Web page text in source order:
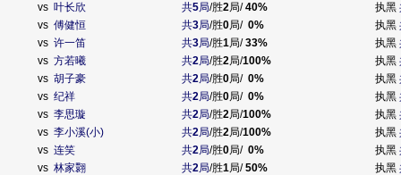
vs 叶长欣 共5局/胜2局/40% 执黑
vs 傅健恒 共3局/胜0局/0% 执黑
vs 许一笛 共3局/胜1局/33% 执黑
vs 方若曦 共2局/胜2局/100% 执黑
vs 胡子豪 共2局/胜0局/0% 执黑
vs 纪祥 共2局/胜0局/0% 执黑
vs 李思璇 共2局/胜2局/100% 执黑
vs 李小溪(小) 共2局/胜2局/100% 执黑
vs 连笑 共2局/胜0局/0% 执黑
vs 林家翾 共2局/胜1局/50% 执黑